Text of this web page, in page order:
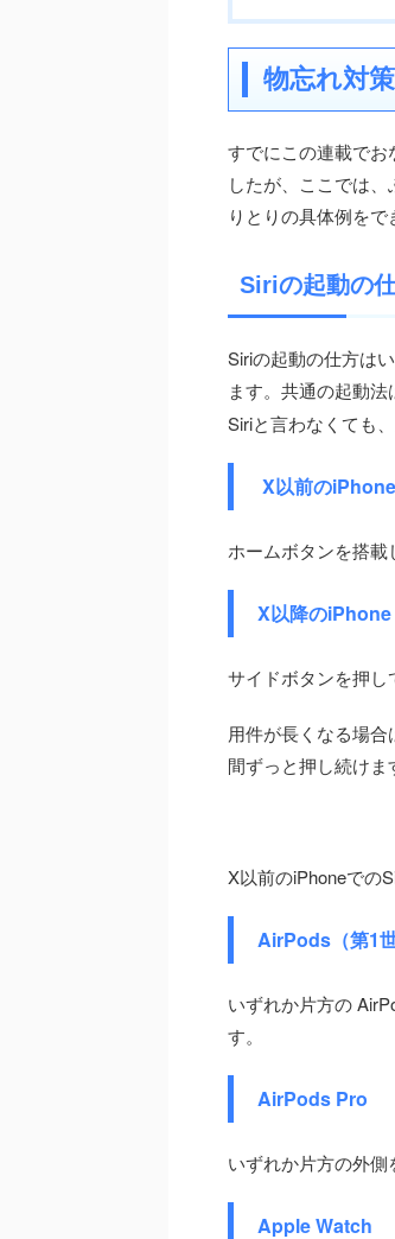
物忘れ対
すでにこの連載でお
したが、ここでは
りとりの具体例をで
Siriの起動の
Siriの起動の仕方は
ます。共通の起動
Siriと言わなくても
X以前のiPhone
ホームボタンを搭載
X以降のiPhone
サイドボタンを押し
用件が長くなる場
間ずっと押し続けま
X以前のiPhoneでの
AirPods（第1世
いずれか片方の
す。
AirPods Pro
いずれか片方の外側
Apple Watch